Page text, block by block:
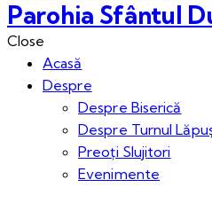
Parohia Sfântul
Close
Acasă
Despre
Despre Biserică
Despre Turnul
Preoți Slujitori
Evenimente